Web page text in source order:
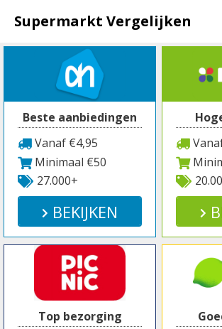
naar
inhoud
Supermarkt Vergelijken
Beste aanbiedingen
Vanaf €4,95
Minimaal €50
27.000+
BEKIJKEN
Top bezorging